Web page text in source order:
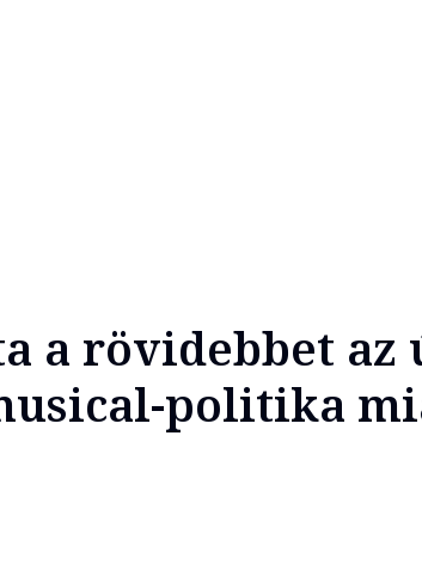
a rövidebbet az
politika